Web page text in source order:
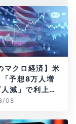
マクロ経済】米
予想8万人増
減」で利上げ
08